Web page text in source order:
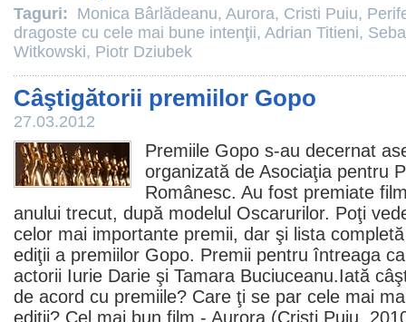
Taguri: Monica Bârlădeanu, Aurora, Cristi Puiu,
dragoste cu cele mai bune intenţii, Adrian Titieni,
Witkowski, Piotr Dziubek
Câştigătorii premiilor Gopo
27.03.2012
Premiile Gopo s-au decernat
organizată de Asociaţia pentru
Românesc. Au fost premiate
anului trecut, după modelul Oscarurilor. Poţi
celor mai importante premii, dar şi lista
ediţii a premiilor Gopo. Premii pentru întreaga
actorii Iurie Darie şi Tamara Buciuceanu.Iată
de acord cu premiile? Care ţi se par cele mai
ediţii? Cel mai bun film - Aurora (Cristi Puiu,